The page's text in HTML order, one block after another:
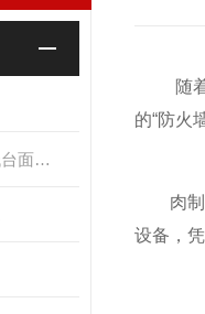
304不锈钢防水电子地磅超低台面带斜坡
随着
的“防火
肉制品
设备，